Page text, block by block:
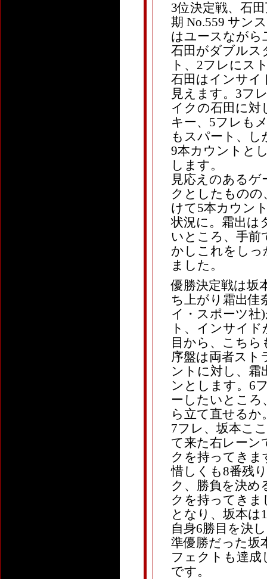
3位決定戦、石
期 No.559 サン
はユースながら
石田がダブルス
ト、2フレにス
石田はインサイ
見えます。3フ
イクの石田に対
キー、5フレも
もスパート、
9本カウントと
します。
見応えのある
クとしたものの
けて5本カウン
状況に。霜出は
いところ、手前
かしこれをしっ
ました。
優勝決定戦は坂
ち上がり霜出佳
イ・スポーツ社
ト、インサイ
目から、こち
序盤は両者スト
ントに対し、霜
ンとします。6
ーしたいところ
ら立て直せるか
7フレ、坂本こ
て来た右レーン
クを持ってきま
惜しくも8番残
ク、勝負を決
クを持ってきま
となり、坂本は
自身6勝目を決
準優勝だった坂
フェクトも達
です。